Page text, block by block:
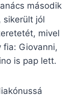
második
sikerült jól
mivel
fia: Giovanni,
is pap lett.